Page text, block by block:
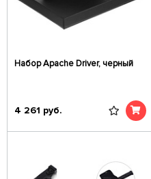
Набор Apache Driver, черный
4 261 руб.